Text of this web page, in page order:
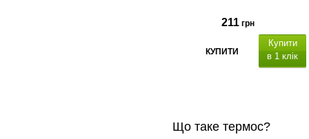
211 грн
КУПИТИ
Купити
в 1 клік
Що таке термос?